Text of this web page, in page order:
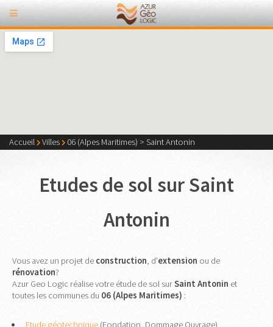
Accueil Villes 06 (Alpes Maritimes) > Saint Antonin
Etudes de sol sur Saint
Antonin
Vous avez un projet de construction , d'extension ou de
rénovation?
Azur Geo Logic réalise votre étude de sol surSaint Antonin et
toutes les communes du 06 (Alpes Maritimes) :
Etude géotechnique(Fondation, Dommage Ouvrage)